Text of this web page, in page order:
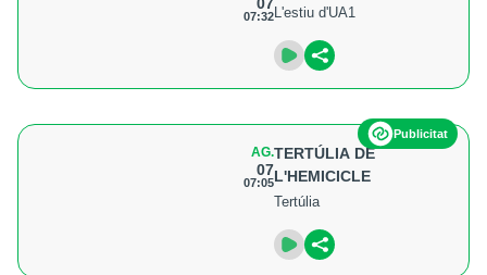
07:32 L'estiu d'UA1
Publicitat
AG.
07
07:05
TERTÚLIA DE
L'HEMICICLE
Tertúlia